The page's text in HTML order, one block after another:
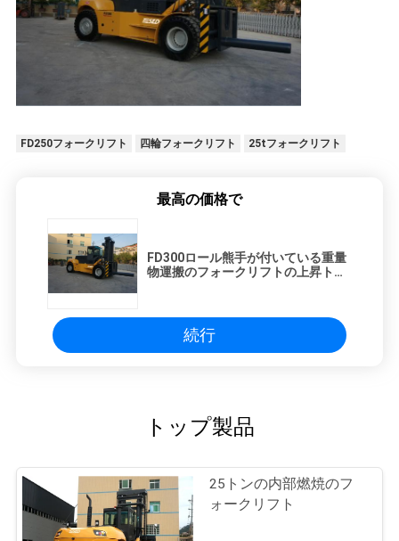
FD250フォークリフト 四輪フォークリフト 25tフォークリフト
最高の価格で
FD300ロール熊手が付いている重量
物運搬のフォークリフトの上昇トラ
続行
トップ製品
25トンの内部燃焼のフ
ォークリフト